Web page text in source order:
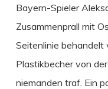
Bayern-Spieler
Zusammenprall mit
Seitenlinie behandelt
Plastikbecher von
niemanden traf. Ein